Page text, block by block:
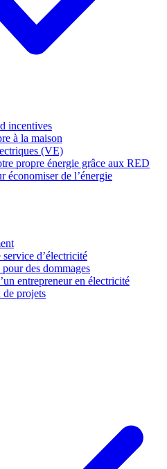
incentives
à la maison
(VE)
propre énergie grâce aux RED
économiser de l’énergie
d’électricité
des dommages
entrepreneur en électricité
projets